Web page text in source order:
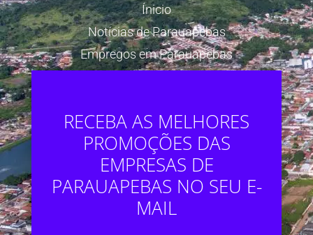
Ínicio
Notícias de Parauapebas
Empregos em Parauapebas
RECEBA AS MELHORES
PROMOÇÕES DAS
EMPRESAS DE
PARAUAPEBAS NO SEU E-
MAIL